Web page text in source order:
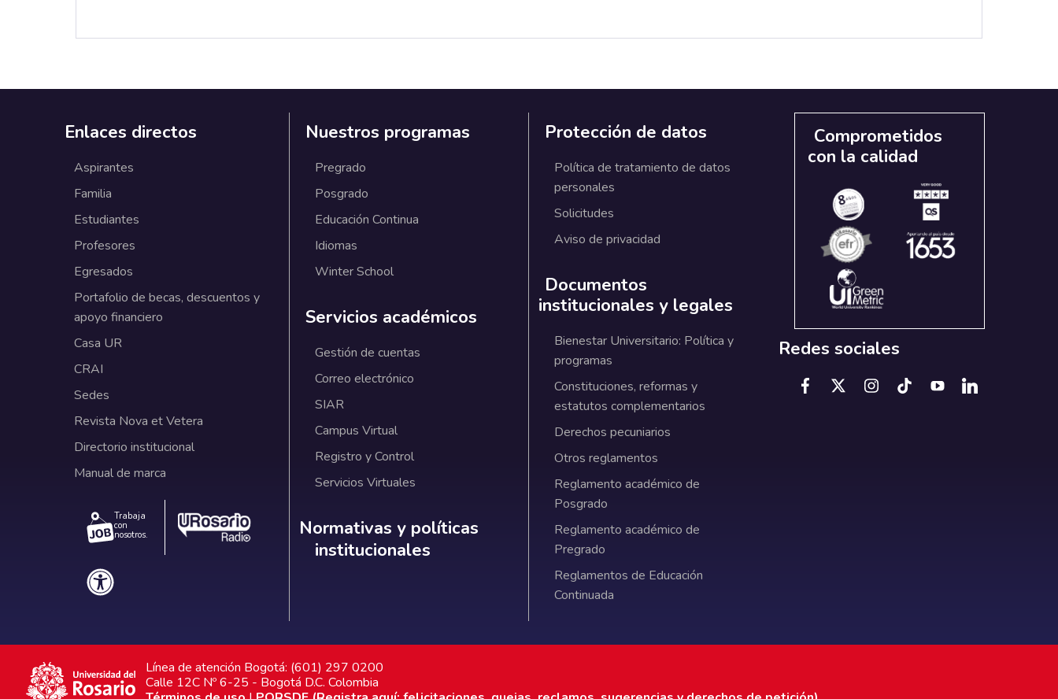
Enlaces directos
Aspirantes
Familia
Estudiantes
Profesores
Egresados
Portafolio de becas, descuentos y
apoyo financiero
Casa UR
CRAI
Sedes
Revista Nova et Vetera
Directorio institucional
Manual de marca
Trabaja
con
nosotros.
Nuestros programas
Pregrado
Posgrado
Educación Continua
Idiomas
Winter School
Servicios académicos
Gestión de cuentas
Correo electrónico
SIAR
Campus Virtual
Registro y Control
Servicios Virtuales
Normativas y políticas institucionales
Normativas y políticas
institucionales
Protección de datos
Política de tratamiento de datos
personales
Solicitudes
Aviso de privacidad
Documentos
institucionales y legales
Bienestar Universitario: Política y
programas
Constituciones, reformas y
estatutos complementarios
Derechos pecuniarios
Otros reglamentos
Reglamento académico de
Posgrado
Reglamento académico de
Pregrado
Reglamentos de Educación
Continuada
Comprometidos
con la calidad
Redes sociales
Línea de atención Bogotá: (601) 297 0200
Calle 12C Nº 6-25 - Bogotá D.C. Colombia